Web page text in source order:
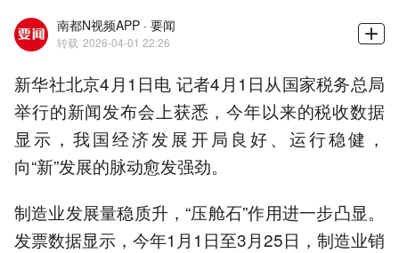
南都N视频APP · 要闻
转载 2026-04-01 22:26
新华社北京4月1日电 记者4月1日从国家税务总局
举行的新闻发布会上获悉，今年以来的税收数据
显示，我国经济发展开局良好、运行稳健，
向“新”发展的脉动愈发强劲。
制造业发展量稳质升，“压舱石”作用进一步凸显。
发票数据显示，今年1月1日至3月25日，制造业销